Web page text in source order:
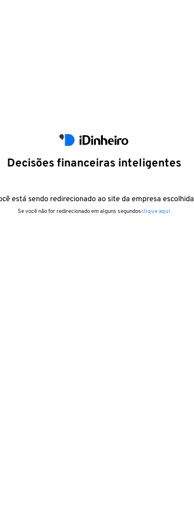
Decisões financeiras inteligentes
está sendo redirecionado ao site da empresa escolhida
Se você não for redirecionado em alguns segundosclique aqui